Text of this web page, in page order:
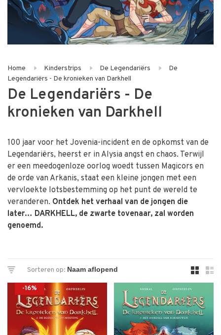
Home Kinderstrips De Legendariërs
De
Legendariërs - De kronieken van Darkhell
De Legendariërs - De
kronieken van Darkhell
100 jaar voor het Jovenia-incident en de opkomst van de
Legendariërs, heerst er in Alysia angst en chaos. Terwijl
er een meedogenloze oorlog woedt tussen Magicors en
de orde van Arkanis, staat een kleine jongen met een
vervloekte lotsbestemming op het punt de wereld te
veranderen. Ontdek het verhaal van de jongen die
later… DARKHELL, de zwarte tovenaar, zal worden
genoemd.
Sorteren op:
-16%